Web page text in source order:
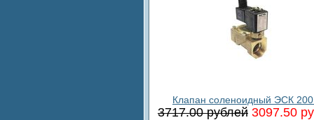
Клапан соленоидный ЭСК
3717.00 рублей 3097.50